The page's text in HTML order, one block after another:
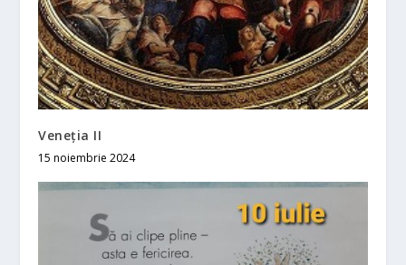
Veneția II
15 noiembrie 2024